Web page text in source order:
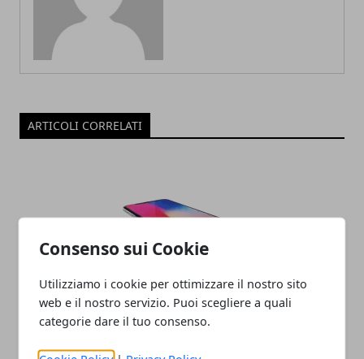
Consenso sui Cookie
Utilizziamo i cookie per ottimizzare il nostro sito
web e il nostro servizio. Puoi scegliere a quali
categorie dare il tuo consenso.
ARTICOLI CORRELATI
Oppo X 2021: Recensione
08/06/2022